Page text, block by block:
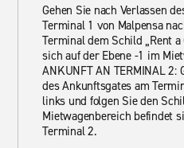
Gehen Sie nach Verlassen
Terminal 1 von Malpensa
Terminal dem Schild „Rent
sich auf der Ebene -1 im
ANKUNFT AN TERMINAL 2:
des Ankunftsgates am
links und folgen Sie den
Mietwagenbereich befindet
Terminal 2.